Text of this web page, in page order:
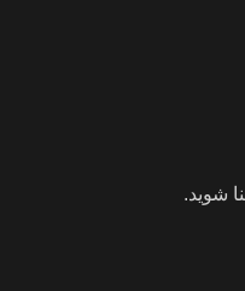
شوید.